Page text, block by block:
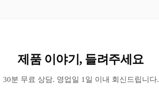
제품 이야기, 들려주세요
30분 무료 상담. 영업일 1일 이내 회신드립니다.